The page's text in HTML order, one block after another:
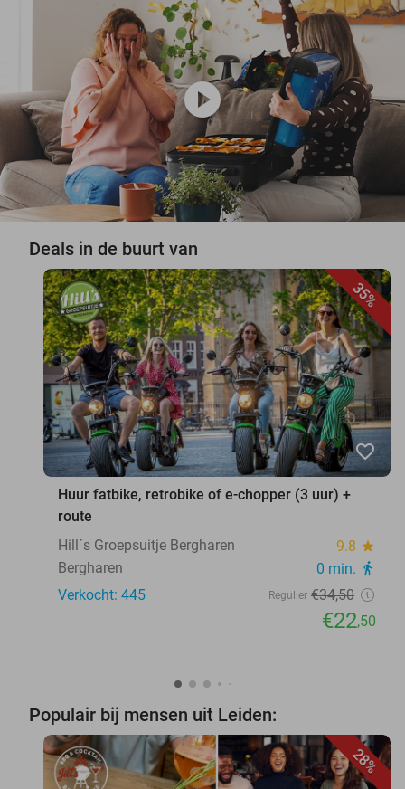
play_circle
Deals in de buurt van
35%
favorite_border
Huur fatbike, retrobike of e-chopper (3 uur) +
route
Hill´s Groepsuitje Bergharen
9.8 star
Bergharen 0 min. directions_walk
Verkocht: 445 Regulier €34,50
€22,50
Populair bij mensen uit Leiden:
28%